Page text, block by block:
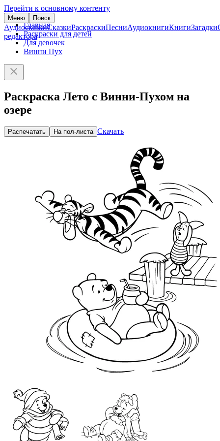
Перейти к основному контенту
Меню Поиск
АудиосказкиСказкиРаскраскиПесниАудиокнигиКнигиЗагадки
редактора
Главная
Раскраски для детей
Для девочек
Винни Пух
Раскраска Лето с Винни-Пухом на
озере
Распечатать На пол-листа Скачать